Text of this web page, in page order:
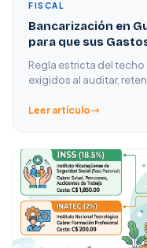
FISCAL
Bancarización en
para que sus
Regla estricta del
exigidos al auditar,
Leer artículo